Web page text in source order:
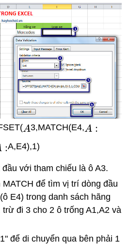
A3,MATCH(E4,A:
: A,E4),1)
đầu với tham chiếu là ô A3.
để tìm vị trí dòng đầu
E4) trong danh sách hãng
đi 3 cho 2 ô trống A1,A2 và
để di chuyển qua bên phải 1